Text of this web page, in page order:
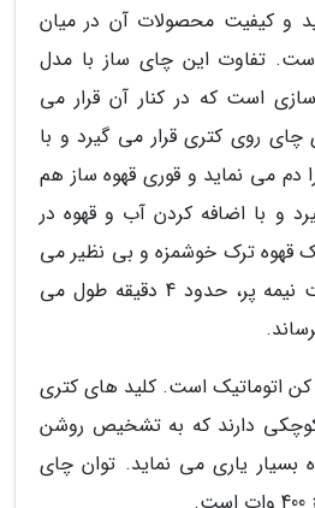
و کیفیت محصولات آن در میان
تفاوت این چای ساز با مدل
است که در کنار آن قرار می
چای روی کتری قرار می گیرد و با
دم می نماید و قوری قهوه ساز هم
و با اضافه کردن آب و قهوه در
یک قهوه ترک خوشمزه و بی نظیر می
دهد. کتری هم در حالت نیمه پر، حدود 4 دقیقه طول می
اتوماتیک است. کلید های کتری
دارند که به تشخیص روشن
بسیار یاری می نماید. توان چای